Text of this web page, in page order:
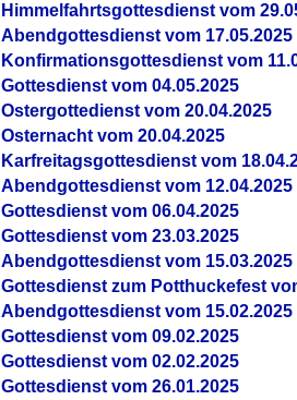
Himmelfahrtsgottesdienst vom
Abendgottesdienst vom 17.05.2025
Konfirmationsgottesdienst vom
Gottesdienst vom 04.05.2025
Ostergottedienst vom 20.04.2025
Osternacht vom 20.04.2025
Karfreitagsgottesdienst vom
Abendgottesdienst vom 12.04.2025
Gottesdienst vom 06.04.2025
Gottesdienst vom 23.03.2025
Abendgottesdienst vom 15.03.2025
Gottesdienst zum Potthuckefest
Abendgottesdienst vom 15.02.2025
Gottesdienst vom 09.02.2025
Gottesdienst vom 02.02.2025
Gottesdienst vom 26.01.2025